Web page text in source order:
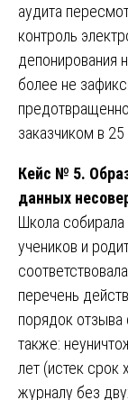
аудита
контроль
депонирования
более не
заказчиком в 25
Кейс № 5.
данных
Школа собирала
учеников и
перечень
порядок отзыва
также:
лет (истек срок
журналу без